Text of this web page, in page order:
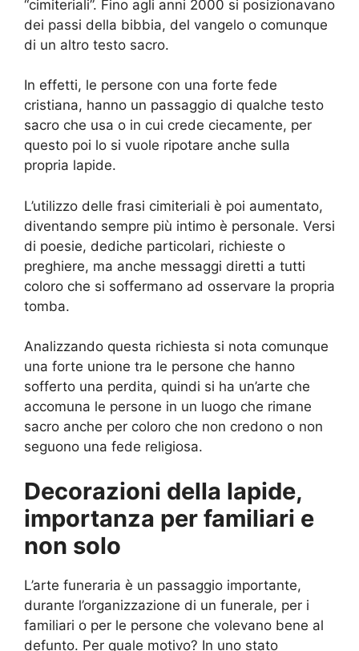
“cimiteriali”. Fino agli anni 2000 si posizionavano
dei passi della bibbia, del vangelo o comunque
di un altro testo sacro.
In effetti, le persone con una forte fede
cristiana, hanno un passaggio di qualche testo
sacro che usa o in cui crede ciecamente, per
questo poi lo si vuole ripotare anche sulla
propria lapide.
L’utilizzo delle frasi cimiteriali è poi aumentato,
diventando sempre più intimo è personale. Versi
di poesie, dediche particolari, richieste o
preghiere, ma anche messaggi diretti a tutti
coloro che si soffermano ad osservare la propria
tomba.
Analizzando questa richiesta si nota comunque
una forte unione tra le persone che hanno
sofferto una perdita, quindi si ha un’arte che
accomuna le persone in un luogo che rimane
sacro anche per coloro che non credono o non
seguono una fede religiosa.
Decorazioni della lapide,
importanza per familiari e
non solo
L’arte funeraria è un passaggio importante,
durante l’organizzazione di un funerale, per i
familiari o per le persone che volevano bene al
defunto. Per quale motivo? In uno stato